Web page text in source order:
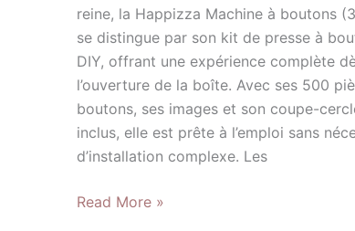
reine, la Happizza Machine à boutons
se distingue par son kit de presse à
DIY, offrant une expérience complète
l’ouverture de la boîte. Avec ses 500
boutons, ses images et son coupe-
inclus, elle est prête à l’emploi sans
d’installation complexe. Les
Read More »